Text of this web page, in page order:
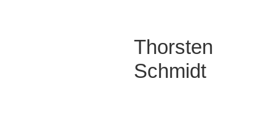
Thorsten
Schmidt